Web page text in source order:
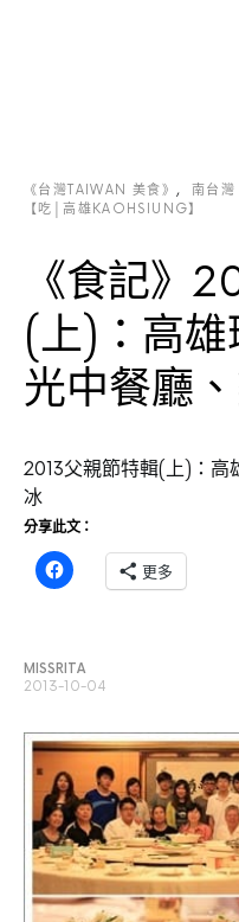
《台灣TAIWAN 美食》
南台
【吃│高雄KAOHSIUNG】
《食記》
(上)：高
光中餐廳
2013父親節特輯(上)：高
冰
分享此文：
更多
MISSRITA
2013-10-04